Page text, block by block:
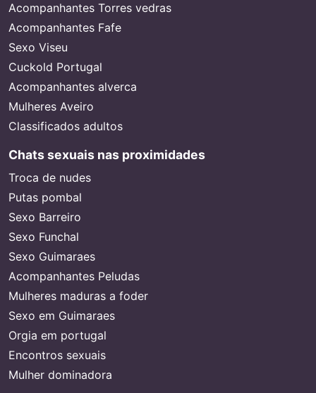
Acompanhantes Torres vedras
Acompanhantes Fafe
Sexo Viseu
Cuckold Portugal
Acompanhantes alverca
Mulheres Aveiro
Classificados adultos
Chats sexuais nas proximidades
Troca de nudes
Putas pombal
Sexo Barreiro
Sexo Funchal
Sexo Guimaraes
Acompanhantes Peludas
Mulheres maduras a foder
Sexo em Guimaraes
Orgia em portugal
Encontros sexuais
Mulher dominadora